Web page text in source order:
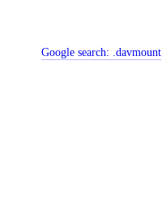
Google search: .davmount